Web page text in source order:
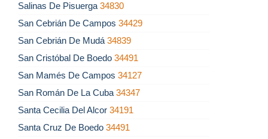
Salinas De Pisuerga 34830
San Cebrián De Campos 34429
San Cebrián De Mudá 34839
San Cristóbal De Boedo 34491
San Mamés De Campos 34127
San Román De La Cuba 34347
Santa Cecilia Del Alcor 34191
Santa Cruz De Boedo 34491